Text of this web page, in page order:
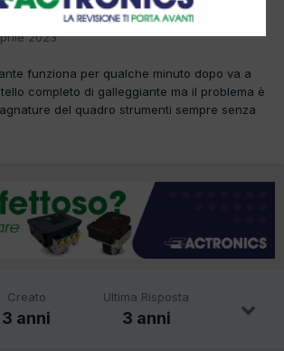
2023
funziona per qualche minuto dopo va a
completo di galleggiante ma il problema è
del quadro strumenti sempre senza
Creato
3 anni
Ultima Risposta
3 anni